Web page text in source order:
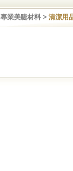
專業美睫材料 > 清潔用